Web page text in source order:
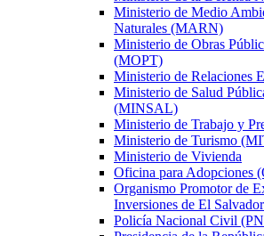
Ministerio de Medio
Naturales (MARN)
Ministerio de Obras
(MOPT)
Ministerio de Relaciones
Ministerio de Salud
(MINSAL)
Ministerio de Trabajo y
Ministerio de Turismo
Ministerio de Vivienda
Oficina para Adopciones
Organismo Promotor de
Inversiones de El
Policía Nacional Civil